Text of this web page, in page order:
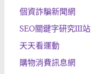
個資詐騙新聞網
SEO關鍵字研究III站
天天看運動
購物消費訊息網